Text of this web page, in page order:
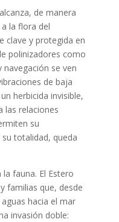
de manera
la flora del
clave y protegida en
polinizadores como
navegación se ven
de baja
herbicida invisible,
las relaciones
su
totalidad, queda
fauna. El Estero
familias que, desde
hacia el mar
invasión doble: